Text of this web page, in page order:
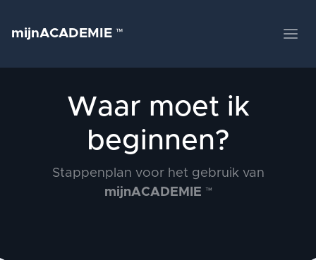
mijnACADEMIE ™
Waar moet ik
beginnen?
Stappenplan voor het gebruik van
mijnACADEMIE ™